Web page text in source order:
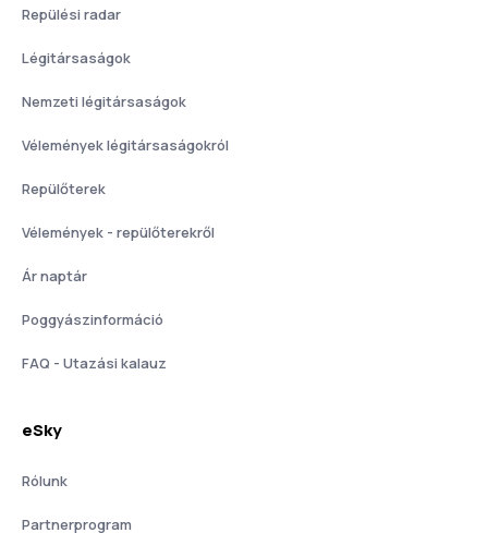
Repülési radar
Légitársaságok
Nemzeti légitársaságok
Vélemények légitársaságokról
Repülőterek
Vélemények - repülőterekről
Ár naptár
Poggyászinformáció
FAQ - Utazási kalauz
eSky
Rólunk
Partnerprogram